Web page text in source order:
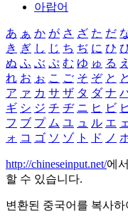
아랍어
あ ぁ か が さ ざ た だ
き ぎ し じ ち ぢ に ひ
ぬ ふ ぶ ぷ む ゆ ゅ る え
れ お ぉ こ ご そ ぞ と
ア ァ カ サ ザ タ ダ ナ
ギ シ ジ チ ヂ ニ ヒ ビ
フ ブ プ ム ユ ュ ル エ
ォ コ ゴ ソ ゾ ト ド ノ
http://chineseinput.net/에
할 수 있습니다.
변환된 중국어를 복사